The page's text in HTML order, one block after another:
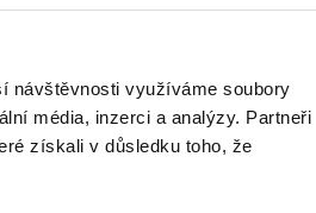
návštěvnosti využíváme soubory
média, inzerci a analýzy. Partneři
získali v důsledku toho, že